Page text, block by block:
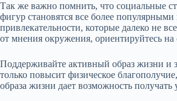
Так же важно помнить, что социальные
фигур становятся все более
привлекательности, которые далеко не
от мнения окружения, ориентируйтесь
Поддерживайте активный образ жизни и
только повысит физическое
образа жизни дает возможность